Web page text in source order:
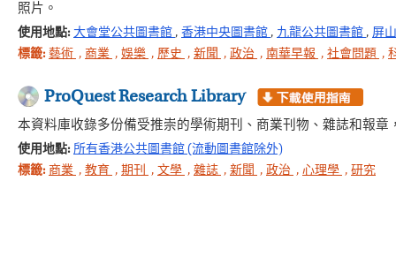
照片。
使用地點: 大會堂公共圖書館 , 香港中央圖書館 , 九龍公共圖書館 , 屏
標籤: 藝術 , 商業 , 娛樂 , 歷史 , 新聞 , 政治 , 南華早報 , 社會問題 ,
ProQuest Research Library
本資料庫收錄多份備受推崇的學術期刊、商業刊物、雜誌和報
使用地點: 所有香港公共圖書館 (流動圖書館除外)
標籤: 商業 , 教育 , 期刊 , 文學 , 雜誌 , 新聞 , 政治 , 心理學 , 研究